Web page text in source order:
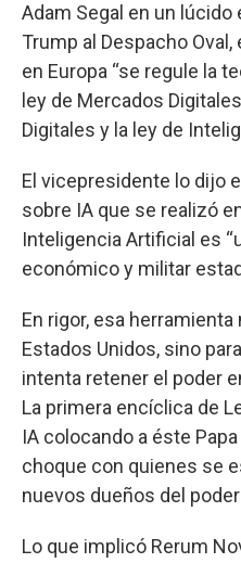
Adam Segal en un
Trump al Despacho
en Europa “se regule la
ley de Mercados
Digitales y la ley de
El vicepresidente lo dijo
sobre IA que se realizó
Inteligencia Artificial es
económico y militar
En rigor, esa
Estados Unidos, sino
intenta retener el poder
La primera encíclica de
IA colocando a éste
choque con quienes se
nuevos dueños del
Lo que implicó Rerum